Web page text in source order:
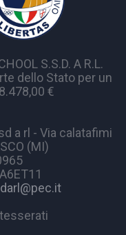
S.S.D. A R.L.
dello Stato per un
€
a rl - Via calatafimi
(MI)